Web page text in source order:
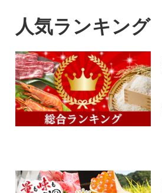
人気ランキング